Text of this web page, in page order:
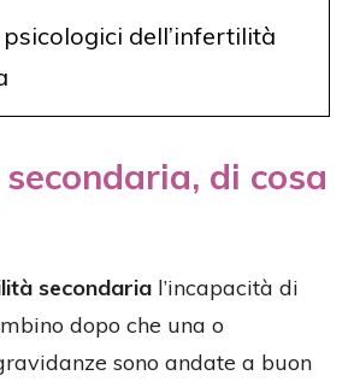
dell’infertilità
di cosa
secondaria l’incapacità di
dopo che una o
sono andate a buon